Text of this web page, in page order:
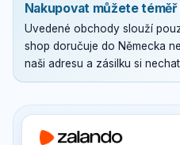
Nakupovat můžete
Uvedené obchody slouží
shop doručuje do Německa
naši adresu a zásilku si